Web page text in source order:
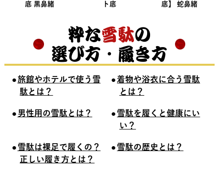
底 黒鼻緒
ト底
底】 蛇鼻緒
粋な雪駄の
選び方・履き方
旅館やホテルで使う雪
駄とは？
着物や浴衣に合う雪駄
とは？
男性用の雪駄とは？
雪駄を履くと健康にい
い？
雪駄は裸足で履くの？
正しい履き方とは？
雪駄の歴史とは？